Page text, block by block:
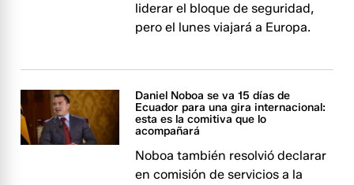
liderar el bloque de seguridad,
pero el lunes viajará a Europa.
Daniel Noboa se va 15 días de
Ecuador para una gira internacional:
esta es la comitiva que lo
acompañará
Noboa también resolvió declarar
en comisión de servicios a la